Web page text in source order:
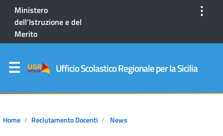
Ministero
dell'Istruzione e del
Merito
⋮
Ufficio Scolastico Regionale per la Sicilia
Home Reclutamento Docenti News